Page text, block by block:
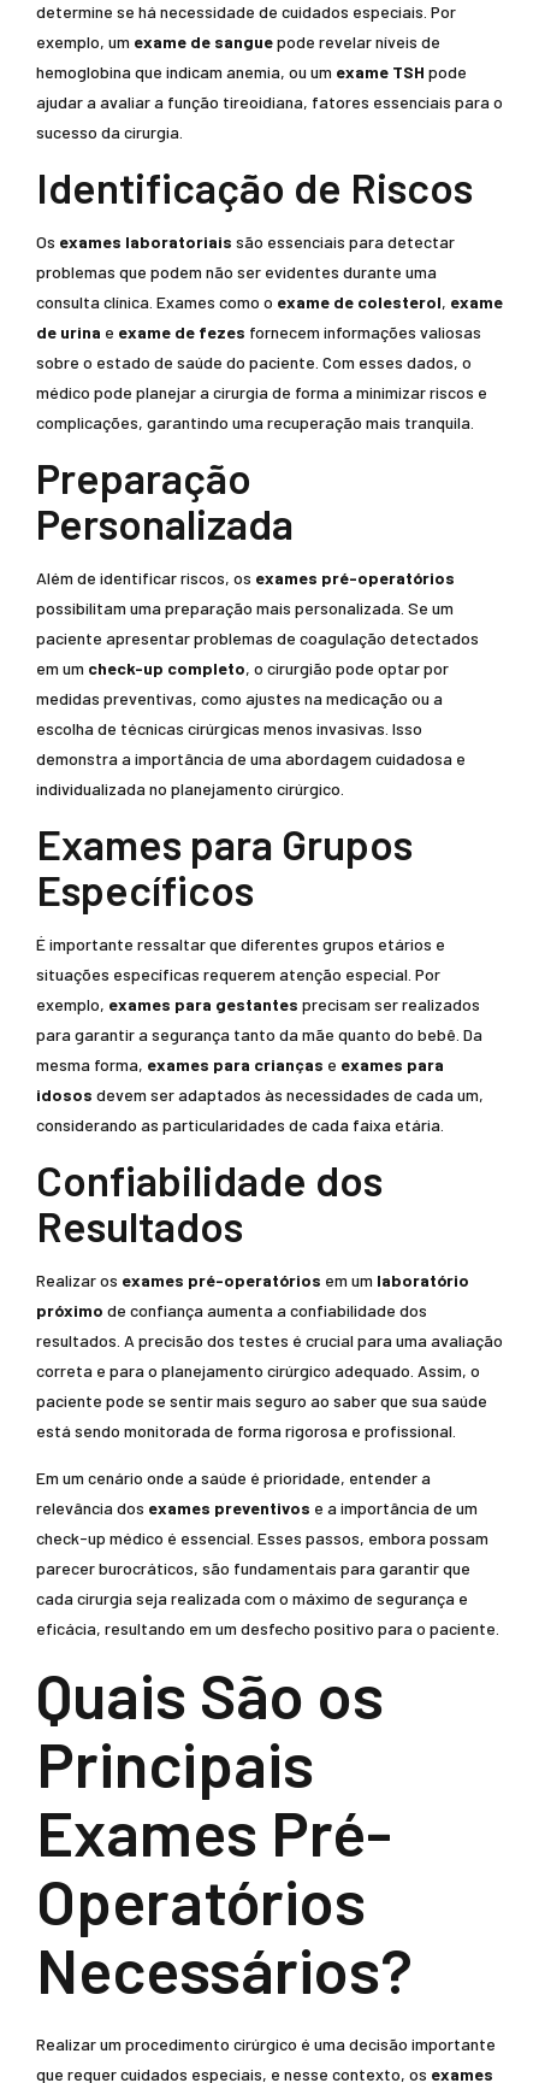
determine se há necessidade de cuidados especiais. Por
exemplo, um exame de sanguepode revelar níveis de
hemoglobina que indicam anemia, ou um exame TSH pode
ajudar a avaliar a função tireoidiana, fatores essenciais para o
sucesso da cirurgia.
Identificação de Riscos
Os exames laboratoriais são essenciais para detectar
problemas que podem não ser evidentes durante uma
consulta clínica. Exames como o exame de colesterol, exame
de urina e exame de fezes fornecem informações valiosas
sobre o estado de saúde do paciente. Com esses dados, o
médico pode planejar a cirurgia de forma a minimizar riscos e
complicações, garantindo uma recuperação mais tranquila.
Preparação
Personalizada
Além de identificar riscos, os exames pré-operatórios
possibilitam uma preparação mais personalizada. Se um
paciente apresentar problemas de coagulação detectados
em um check-up completo, o cirurgião pode optar por
medidas preventivas, como ajustes na medicação ou a
escolha de técnicas cirúrgicas menos invasivas. Isso
demonstra a importância de uma abordagem cuidadosa e
individualizada no planejamento cirúrgico.
Exames para Grupos
Específicos
É importante ressaltar que diferentes grupos etários e
situações específicas requerem atenção especial. Por
exemplo, exames para gestantes precisam ser realizados
para garantir a segurança tanto da mãe quanto do bebê. Da
mesma forma, exames para crianças e exames para
idosos devem ser adaptados às necessidades de cada um,
considerando as particularidades de cada faixa etária.
Confiabilidade dos
Resultados
Realizar os exames pré-operatórios em um laboratório
próximo de confiança aumenta a confiabilidade dos
resultados. A precisão dos testes é crucial para uma avaliação
correta e para o planejamento cirúrgico adequado. Assim, o
paciente pode se sentir mais seguro ao saber que sua saúde
está sendo monitorada de forma rigorosa e profissional.
Em um cenário onde a saúde é prioridade, entender a
relevância dos exames preventivos e a importância de um
check-up médico é essencial. Esses passos, embora possam
parecer burocráticos, são fundamentais para garantir que
cada cirurgia seja realizada com o máximo de segurança e
eficácia, resultando em um desfecho positivo para o paciente.
Quais São os
Principais
Exames Pré-
Operatórios
Necessários?
Realizar um procedimento cirúrgico é uma decisão importante
que requer cuidados especiais, e nesse contexto, os exames